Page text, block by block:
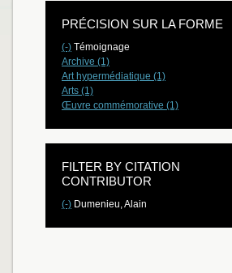
PRÉCISION SUR LA FORME
(-) Témoignage
Archive (1)
Art hypermédiatique (1)
Arts (1)
Œuvre commémorative (1)
FILTER BY CITATION
CONTRIBUTOR
(-) Dumenieu, Alain